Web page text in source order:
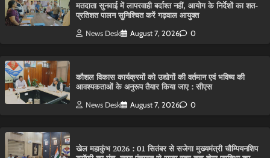
मतदाता सुनवाई में लापरवाही बर्दाश्त नहीं, आयोग के निर्देशों का शत-
प्रतिशत पालन सुनिश्चित करें गढ़वाल आयुक्त
News Desk August 7, 2026 0
कौशल विकास कार्यक्रमों को उद्योगों की वर्तमान एवं भविष्य की
आवश्यकताओं के अनुरूप तैयार किया जाए : सीएस
News Desk August 7, 2026 0
खेल महाकुंभ 2026 : 01 सितंबर से सजेगा मुख्यमंत्री चौम्पियनशिप